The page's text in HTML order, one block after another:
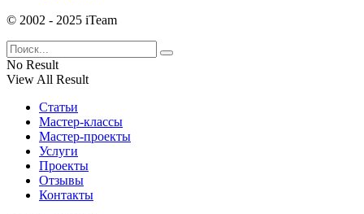
© 2002 - 2025 iTeam
No Result
View All Result
Статьи
Мастер-классы
Мастер-проекты
Услуги
Проекты
Отзывы
Контакты